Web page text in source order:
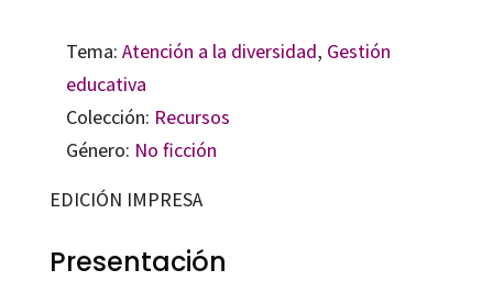
Tema: Atención a la diversidad, Gestión
educativa
Colección: Recursos
Género: No ficción
EDICIÓN IMPRESA
Presentación